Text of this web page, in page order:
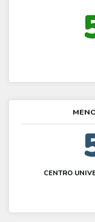
CENTRO